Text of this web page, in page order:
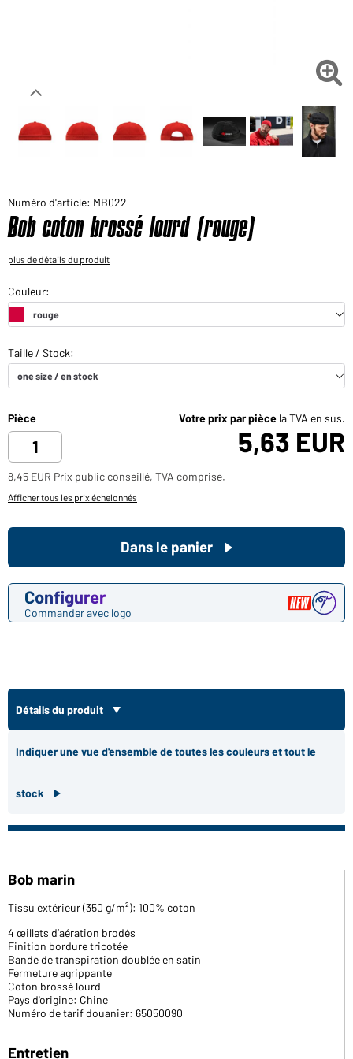

Numéro d'article: MB022
Bob coton brossé lourd (rouge)
plus de détails du produit
Pièce Votre prix par pièce la TVA en sus.
5,63 EUR
8,45 EUR Prix public conseillé, TVA comprise.
Afficher tous les prix échelonnés
Configurer
Commander avec logo
Dans le panier
Détails du produit
Indiquer une vue d'ensemble de toutes les couleurs et tout le
stock
Bob marin
Tissu extérieur (350 g/m²): 100% coton
4 œillets d’aération brodés
Finition bordure tricotée
Bande de transpiration doublée en satin
Fermeture agrippante
Coton brossé lourd
Pays d'origine: Chine
Numéro de tarif douanier: 65050090
Entretien